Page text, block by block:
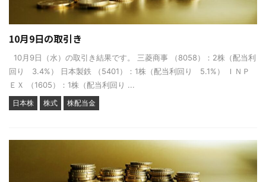
10月9日の取引き
10月9日（水）の取引き結果です。 三菱商事 （8058）：2株（配当利
回り 3.4%） 日本製鉄 （5401）：1株（配当利回り 5.1%） ＩＮＰ
ＥＸ （1605）：1株（配当利回り ...
日本株 株式 株配当金